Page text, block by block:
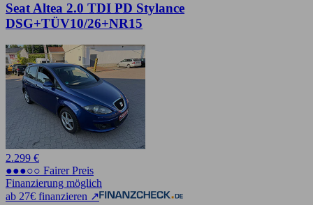
Seat Altea 2.0 TDI PD Stylance
DSG+TÜV10/26+NR15
2.299 €
●●●○○ Fairer Preis
Finanzierung möglich
ab 27€ finanzieren ↗